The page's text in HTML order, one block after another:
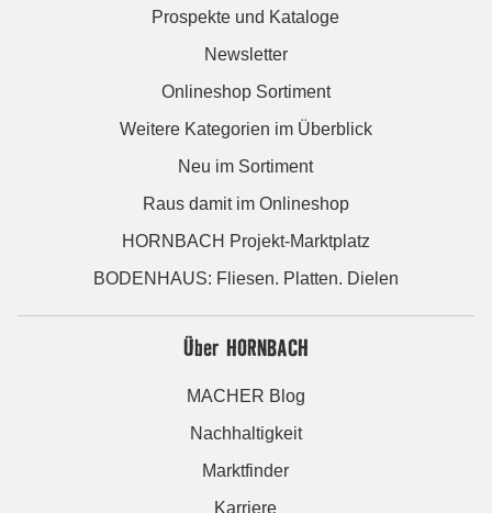
Prospekte und Kataloge
Newsletter
Onlineshop Sortiment
Weitere Kategorien im Überblick
Neu im Sortiment
Raus damit im Onlineshop
HORNBACH Projekt-Marktplatz
BODENHAUS: Fliesen. Platten. Dielen
Über HORNBACH
MACHER Blog
Nachhaltigkeit
Marktfinder
Karriere